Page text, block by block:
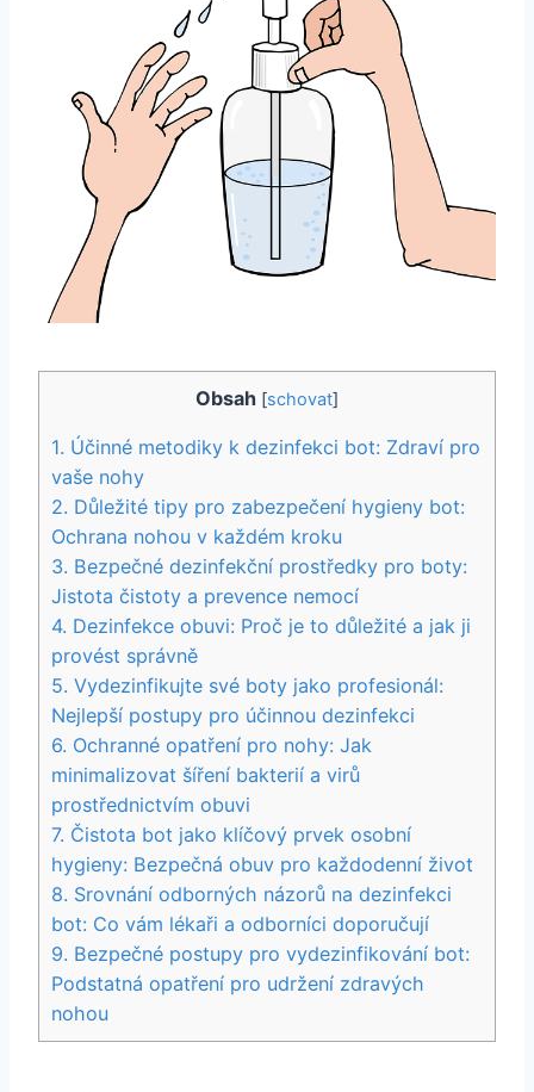
Obsah [schovat]
1. Účinné metodiky k dezinfekci bot: Zdraví pro
⁤vaše nohy
2. Důležité tipy pro ‍zabezpečení hygieny bot:
Ochrana ⁤nohou v ‍každém kroku
3. Bezpečné dezinfekční prostředky pro boty:
Jistota čistoty a prevence nemocí
4. Dezinfekce obuvi: Proč je to důležité a jak​ ji
provést správně
5. Vydezinfikujte své boty ⁤jako profesionál:
Nejlepší postupy⁤ pro‌ účinnou dezinfekci
6. Ochranné opatření pro nohy: Jak
minimalizovat šíření bakterií⁢ a virů
prostřednictvím obuvi
7. Čistota bot jako klíčový prvek osobní
hygieny: Bezpečná obuv pro každodenní život
8. Srovnání odborných názorů na dezinfekci
bot:‌ Co vám lékaři a odborníci doporučují
9. Bezpečné postupy pro vydezinfikování ​bot:
Podstatná opatření pro udržení zdravých
nohou